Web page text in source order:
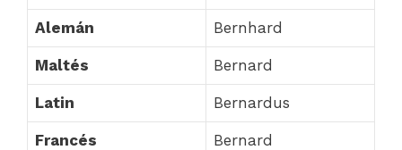
Alemán Bernhard
Maltés Bernard
Latin Bernardus
Francés Bernard